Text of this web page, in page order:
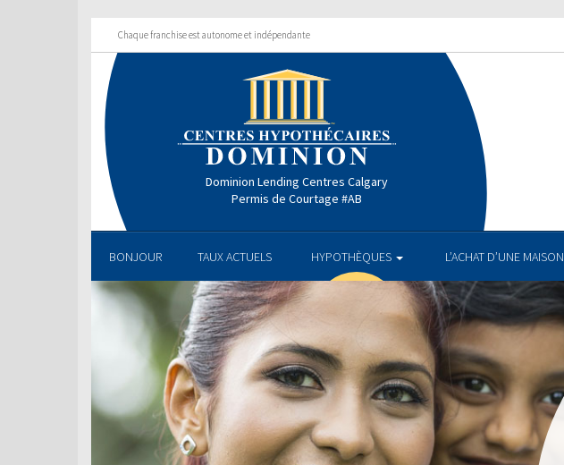
Chaque franchise est autonome et indépendante
Dominion Lending Centres Calgary
Permis de Courtage #AB
BONJOUR TAUX ACTUELS HYPOTHÈQUES L’ACHAT D’UNE MAISON